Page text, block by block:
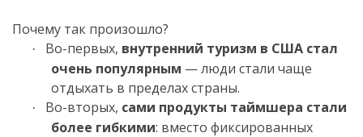
Почему так произошло?
· Во-первых, внутренний туризм в США стал
очень популярным — люди стали чаще
отдыхать в пределах страны.
· Во-вторых, сами продукты таймшера стали
более гибкими: вместо фиксированных